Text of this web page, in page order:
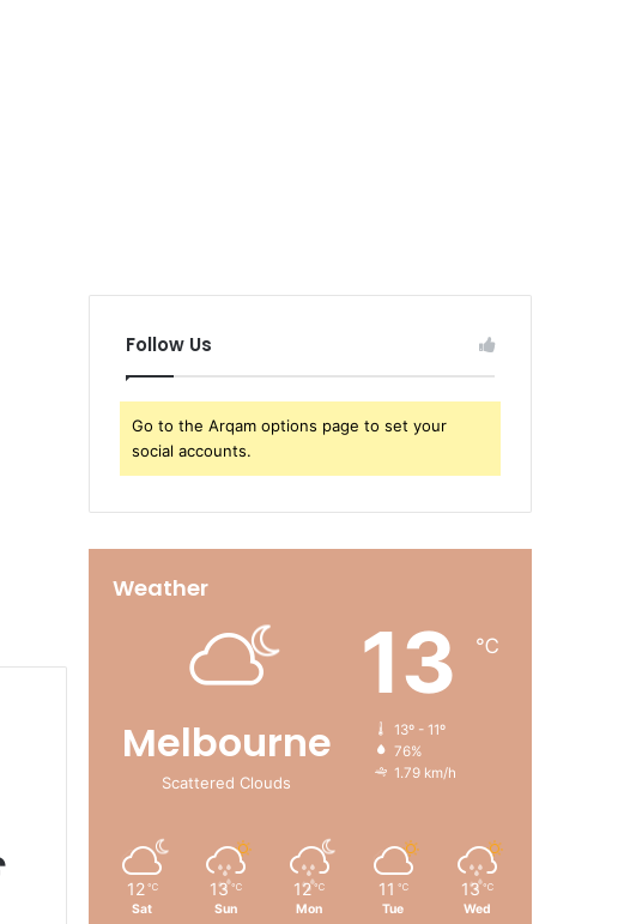
Follow Us
Go to the Arqam options page to set your
social accounts.
Weather
Melbourne
Scattered Clouds
13 ℃
13º - 11º
76%
1.79 km/h
12 ℃
Sat
13 ℃
Sun
12 ℃
Mon
11 ℃
Tue
13 ℃
Wed